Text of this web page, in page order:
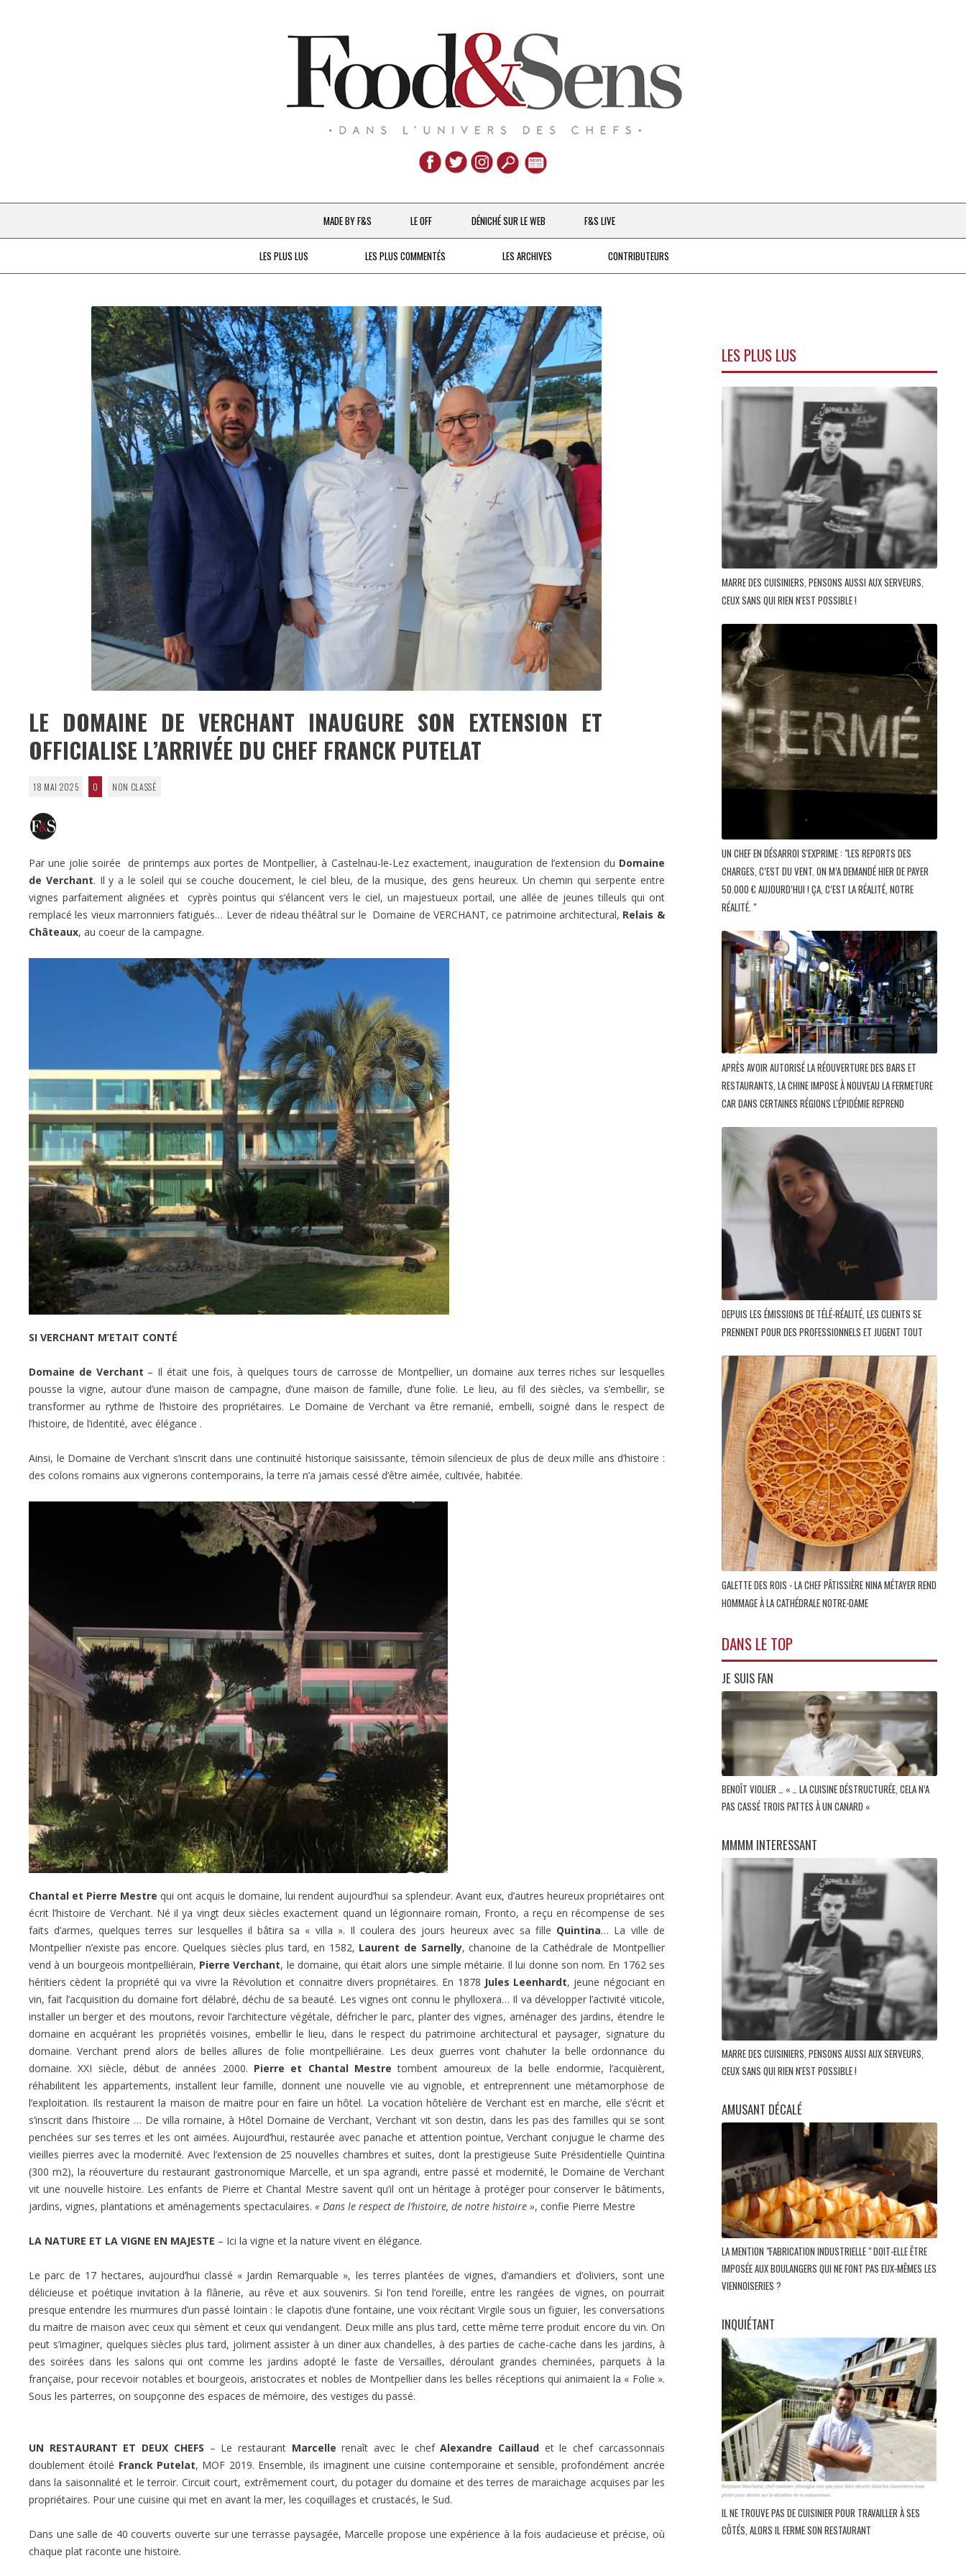
Aller
au
contenu
MADE BY F&S
CHEFS & ACTUALITÉS
À LA PETITE CUILLÈRE
DESTIN DE FEMME
V…DE VOYAGE
LE OFF DÉNICHÉ SUR LE WEB F&S LIVE
LES PLUS LUS LES PLUS COMMENTÉS LES ARCHIVES
DEPUIS 2016
CONTRIBUTEURS
LE DOMAINE DE VERCHANT INAUGURE SON EXTENSION ET
OFFICIALISE L’ARRIVÉE DU CHEF FRANCK PUTELAT
18 MAI 2025 0 NON CLASSÉ
Par une jolie soirée de printemps aux portes de Montpellier, à Castelnau-le-Lez exactement, inauguration de l’extension du Domaine
de Verchant. Il y a le soleil qui se couche doucement, le ciel bleu, de la musique, des gens heureux. Un chemin qui serpente entre
vignes parfaitement alignées et cyprès pointus qui s’élancent vers le ciel, un majestueux portail, une allée de jeunes tilleuls qui ont
remplacé les vieux marronniers fatigués… Lever de rideau théâtral sur le Domaine de VERCHANT, ce patrimoine architectural, Relais &
Châteaux, au coeur de la campagne.
SI VERCHANT M’ETAIT CONTÉ
Domaine de Verchant – Il était une fois, à quelques tours de carrosse de Montpellier, un domaine aux terres riches sur lesquelles
pousse la vigne, autour d’une maison de campagne, d’une maison de famille, d’une folie. Le lieu, au fil des siècles, va s’embellir, se
transformer au rythme de l’histoire des propriétaires. Le Domaine de Verchant va être remanié, embelli, soigné dans le respect de
l’histoire, de l’identité, avec élégance .
Ainsi, le Domaine de Verchant s’inscrit dans une continuité historique saisissante, témoin silencieux de plus de deux mille ans d’histoire :
des colons romains aux vignerons contemporains, la terre n’a jamais cessé d’être aimée, cultivée, habitée.
Chantal et Pierre Mestre qui ont acquis le domaine, lui rendent aujourd’hui sa splendeur. Avant eux, d’autres heureux propriétaires ont
écrit l’histoire de Verchant. Né il ya vingt deux siècles exactement quand un légionnaire romain, Fronto, a reçu en récompense de ses
faits d’armes, quelques terres sur lesquelles il bâtira sa « villa ». Il coulera des jours heureux avec sa fille Quintina… La ville de
Montpellier n’existe pas encore. Quelques siècles plus tard, en 1582, Laurent de Sarnelly, chanoine de la Cathédrale de Montpellier
vend à un bourgeois montpelliérain, Pierre Verchant, le domaine, qui était alors une simple métairie. Il lui donne son nom. En 1762 ses
héritiers cèdent la propriété qui va vivre la Révolution et connaitre divers propriétaires. En 1878 Jules Leenhardt, jeune négociant en
vin, fait l’acquisition du domaine fort délabré, déchu de sa beauté. Les vignes ont connu le phylloxera… Il va développer l’activité viticole,
installer un berger et des moutons, revoir l’architecture végétale, défricher le parc, planter des vignes, aménager des jardins, étendre le
domaine en acquérant les propriétés voisines, embellir le lieu, dans le respect du patrimoine architectural et paysager, signature du
domaine. Verchant prend alors de belles allures de folie montpelliéraine. Les deux guerres vont chahuter la belle ordonnance du
domaine. XXI siècle, début de années 2000. Pierre et Chantal Mestre tombent amoureux de la belle endormie, l’acquièrent,
réhabilitent les appartements, installent leur famille, donnent une nouvelle vie au vignoble, et entreprennent une métamorphose de
l’exploitation. Ils restaurent la maison de maitre pour en faire un hôtel. La vocation hôtelière de Verchant est en marche, elle s’écrit et
s’inscrit dans l’histoire … De villa romaine, à Hôtel Domaine de Verchant, Verchant vit son destin, dans les pas des familles qui se sont
penchées sur ses terres et les ont aimées. Aujourd’hui, restaurée avec panache et attention pointue, Verchant conjugue le charme des
vieilles pierres avec la modernité. Avec l’extension de 25 nouvelles chambres et suites, dont la prestigieuse Suite Présidentielle Quintina
(300 m2), la réouverture du restaurant gastronomique Marcelle, et un spa agrandi, entre passé et modernité, le Domaine de Verchant
vit une nouvelle histoire. Les enfants de Pierre et Chantal Mestre savent qu’il ont un héritage à protéger pour conserver le bâtiments,
jardins, vignes, plantations et aménagements spectaculaires. « Dans le respect de l’histoire, de notre histoire », confie Pierre Mestre
LA NATURE ET LA VIGNE EN MAJESTE – Ici la vigne et la nature vivent en élégance.
Le parc de 17 hectares, aujourd’hui classé « Jardin Remarquable », les terres plantées de vignes, d’amandiers et d’oliviers, sont une
délicieuse et poétique invitation à la flânerie, au rêve et aux souvenirs. Si l’on tend l’oreille, entre les rangées de vignes, on pourrait
presque entendre les murmures d’un passé lointain : le clapotis d’une fontaine, une voix récitant Virgile sous un figuier, les conversations
du maitre de maison avec ceux qui sèment et ceux qui vendangent. Deux mille ans plus tard, cette même terre produit encore du vin. On
peut s’imaginer, quelques siècles plus tard, joliment assister à un diner aux chandelles, à des parties de cache-cache dans les jardins, à
des soirées dans les salons qui ont comme les jardins adopté le faste de Versailles, déroulant grandes cheminées, parquets à la
française, pour recevoir notables et bourgeois, aristocrates et nobles de Montpellier dans les belles réceptions qui animaient la « Folie ».
Sous les parterres, on soupçonne des espaces de mémoire, des vestiges du passé.
UN RESTAURANT ET DEUX CHEFS – Le restaurant Marcelle renaît avec le chefAlexandre Caillaudet le chef carcassonnais
doublement étoilé Franck Putelat, MOF 2019. Ensemble, ils imaginent une cuisine contemporaine et sensible, profondément ancrée
dans la saisonnalité et le terroir. Circuit court, extrêmement court, du potager du domaine et des terres de maraichage acquises par les
propriétaires. Pour une cuisine qui met en avant la mer, les coquillages et crustacés, le Sud.
Dans une salle de 40 couverts ouverte sur une terrasse paysagée, Marcelle propose une expérience à la fois audacieuse et précise, où
chaque plat raconte une histoire.
LES PLUS LUS
MARRE DES CUISINIERS, PENSONS AUSSI AUX SERVEURS,
CEUX SANS QUI RIEN N'EST POSSIBLE !
UN CHEF EN DÉSARROI S'EXPRIME : "LES REPORTS DES
CHARGES, C’EST DU VENT. ON M’A DEMANDÉ HIER DE PAYER
50.000 € AUJOURD’HUI ! ÇA, C’EST LA RÉALITÉ, NOTRE
RÉALITÉ. "
APRÈS AVOIR AUTORISÉ LA RÉOUVERTURE DES BARS ET
RESTAURANTS, LA CHINE IMPOSE À NOUVEAU LA FERMETURE
CAR DANS CERTAINES RÉGIONS L'ÉPIDÉMIE REPREND
DEPUIS LES ÉMISSIONS DE TÉLÉ-RÉALITÉ, LES CLIENTS SE
PRENNENT POUR DES PROFESSIONNELS ET JUGENT TOUT
GALETTE DES ROIS - LA CHEF PÂTISSIÈRE NINA MÉTAYER REND
HOMMAGE À LA CATHÉDRALE NOTRE-DAME
DANS LE TOP
JE SUIS FAN
BENOÎT VIOLIER … « … LA CUISINE DÉSTRUCTURÉE, CELA N’A
PAS CASSÉ TROIS PATTES À UN CANARD «
MMMM INTERESSANT
MARRE DES CUISINIERS, PENSONS AUSSI AUX SERVEURS,
CEUX SANS QUI RIEN N'EST POSSIBLE !
AMUSANT DÉCALÉ
LA MENTION "FABRICATION INDUSTRIELLE " DOIT-ELLE ÊTRE
IMPOSÉE AUX BOULANGERS QUI NE FONT PAS EUX-MÊMES LES
VIENNOISERIES ?
INQUIÉTANT
IL NE TROUVE PAS DE CUISINIER POUR TRAVAILLER À SES
CÔTÉS, ALORS IL FERME SON RESTAURANT